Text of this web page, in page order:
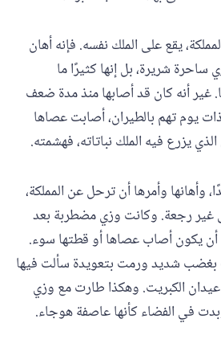
يقع على الملك نفسه. فإنه أهان
شريرة، بل إنها كثيرًا ما
غير أنه كان قد أصابها منذ مدة ضعف
يوم تهم بالطيران، أصابت عصاها
يزرع فيه الملك نباتاته، فهشمته.
وأمرها أن ترحل عن المملكة،
غير رجعة. وكانت وزي مضطربة بعد
أن يكون أصاب عصاها أو قطتها سوء.
بغضب شديد ورمت بتعويدة سألت فيها
عيدان الكبريت. وهكذا طارت مع وزي
في الفضاء كأنها عاصفة هوجاء.